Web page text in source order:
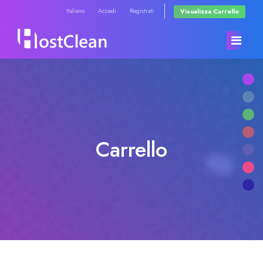
Italiano Accedi Registrati Visualizza Carrello
Carrello